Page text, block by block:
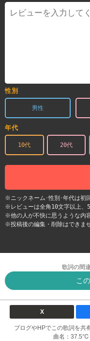
性別
男性
年代
10代 20代
※ニックネーム･性別･年代は初
※レビューは全角10文字以上、
※他の人が不快に思うような内
※投稿後の編集・削除はできませ
歌詞の間
こ
X
ブログやHPでこの歌詞を共
曲名：37.5℃